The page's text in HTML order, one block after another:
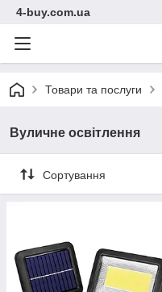
4-buy.com.ua
Товари та послуги
Вуличне освітлення
Сортування